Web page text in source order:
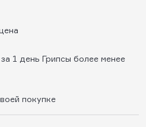
1 день Грипсы более менее
покупке